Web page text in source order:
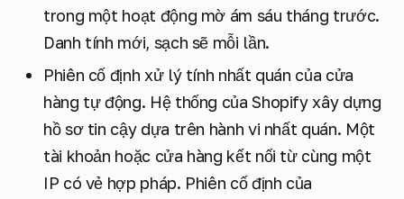
trong một hoạt động mờ ám sáu tháng trước.
Danh tính mới, sạch sẽ mỗi lần.
Phiên cố định xử lý tính nhất quán của cửa
hàng tự động. Hệ thống của Shopify xây dựng
hồ sơ tin cậy dựa trên hành vi nhất quán. Một
tài khoản hoặc cửa hàng kết nối từ cùng một
IP có vẻ hợp pháp. Phiên cố định của